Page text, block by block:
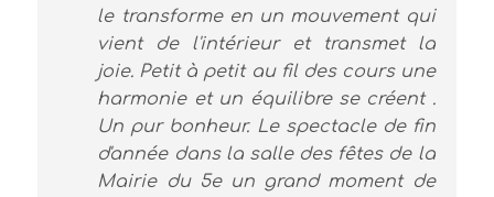
le transforme en un mouvement qui
vient de l'intérieur et transmet la
joie. Petit à petit au fil des cours une
harmonie et un équilibre se créent .
Un pur bonheur. Le spectacle de fin
d'année dans la salle des fêtes de la
Mairie du 5e un grand moment de